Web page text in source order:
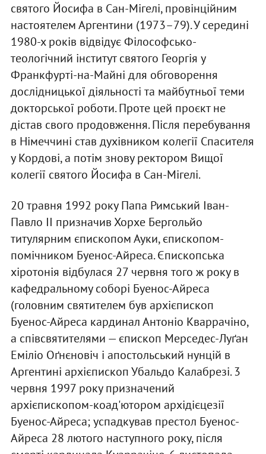
святого Йосифа в Сан-Мігелі, провінційним
настоятелем Аргентини (1973–79). У середині
1980-х років відвідує Філософсько-
теологічний інститут святого Георгія у
Франкфурті-на-Майні для обговорення
дослідницької діяльності та майбутньої теми
докторської роботи. Проте цей проєкт не
дістав свого продовження. Після перебування
в Німеччині став духівником колегії Спасителя
у Кордові, а потім знову ректором Вищої
колегії святого Йосифа в Сан-Мігелі.
20 травня 1992 року Папа Римський Іван-
Павло II призначив Хорхе Бергольйо
титулярним єпископом Ауки, єпископом-
помічником Буенос-Айреса. Єпископська
хіротонія відбулася 27 червня того ж року в
кафедральному соборі Буенос-Айреса
(головним святителем був архієпископ
Буенос-Айреса кардинал Антоніо Кваррачіно,
а співсвятителями — єпископ Мерседес-Луґан
Еміліо Оґнєновіч і апостольський нунцій в
Аргентині архієпископ Убальдо Калабрезі. 3
червня 1997 року призначений
архієпископом-коад'ютором архідієцезії
Буенос-Айреса; успадкував престол Буенос-
Айреса 28 лютого наступного року, після